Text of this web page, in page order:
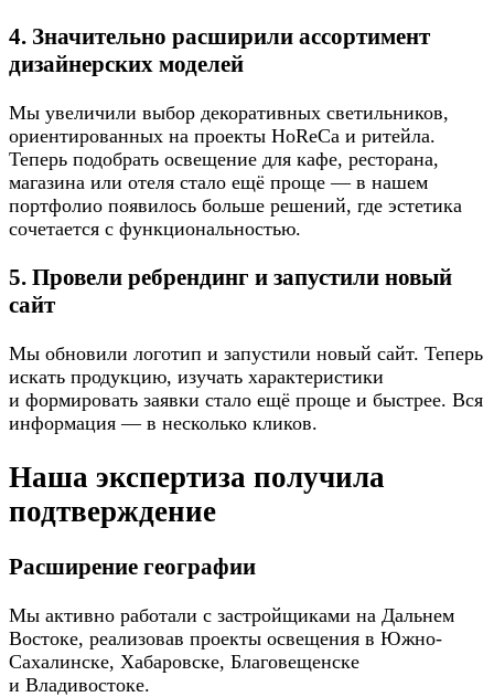
4. Значительно расширили ассортимент
дизайнерских моделей
Мы увеличили выбор декоративных светильников,
ориентированных на проекты HoReCa и ритейла.
Теперь подобрать освещение для кафе, ресторана,
магазина или отеля стало ещё проще — в нашем
портфолио появилось больше решений, где эстетика
сочетается с функциональностью.
5. Провели ребрендинг и запустили новый
сайт
Мы обновили логотип и запустили новый сайт. Теперь
искать продукцию, изучать характеристики
и формировать заявки стало ещё проще и быстрее. Вся
информация — в несколько кликов.
Наша экспертиза получила
подтверждение
Расширение географии
Мы активно работали с застройщиками на Дальнем
Востоке, реализовав проекты освещения в Южно-
Сахалинске, Хабаровске, Благовещенске
и Владивостоке.